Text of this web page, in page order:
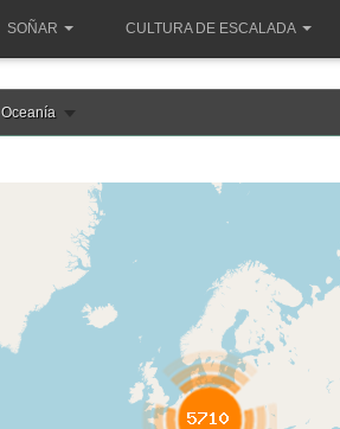
SOÑAR CULTURA DE ESCALADA
Oceanía